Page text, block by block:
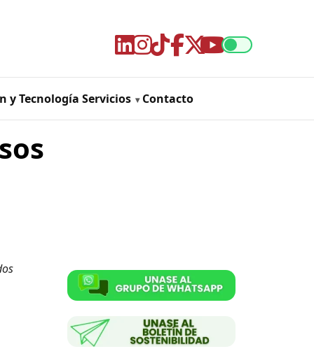
y Tecnología Servicios Contacto